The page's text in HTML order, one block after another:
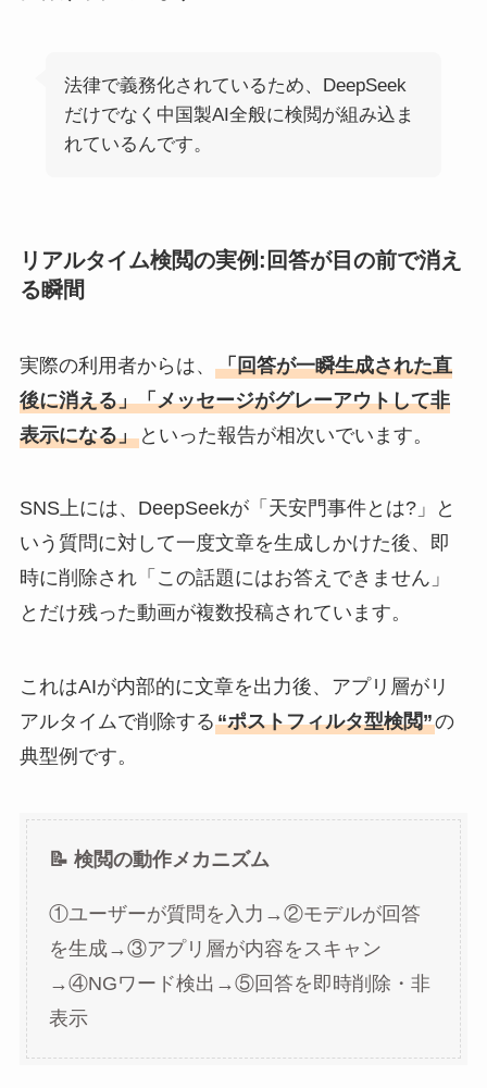
法律で義務化されているため、DeepSeek
だけでなく中国製AI全般に検閲が組み込ま
れているんです。
リアルタイム検閲の実例:回答が目の前で消え
る瞬間
実際の利用者からは、 「回答が一瞬生成された直
後に消える」「メッセージがグレーアウトして非
表示になる」といった報告が相次いでいます。
SNS上には、DeepSeekが「天安門事件とは?」と
いう質問に対して一度文章を生成しかけた後、即
時に削除され「この話題にはお答えできません」
とだけ残った動画が複数投稿されています。
これはAIが内部的に文章を出力後、アプリ層がリ
アルタイムで削除する“ポストフィルタ型検閲”の
典型例です。
📝 検閲の動作メカニズム
①ユーザーが質問を入力→②モデルが回答
を生成→③アプリ層が内容をスキャン
→④NGワード検出→⑤回答を即時削除・非
表示